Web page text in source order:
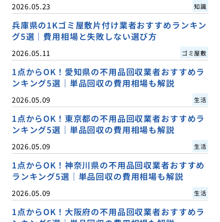
2026.05.23 知識
兵庫県の1Kゴミ屋敷片付け業者おすすめランキン
グ5選｜費用相場と失敗しない選び方
2026.05.11 ゴミ屋敷
1点からOK！愛知県の不用品回収業者おすすめラ
ンキング5選｜単品回収の費用相場も解説
2026.05.09 生活
1点からOK！東京都の不用品回収業者おすすめラ
ンキング5選｜単品回収の費用相場も解説
2026.05.09 生活
1点からOK！神奈川県の不用品回収業者おすすめ
ランキング5選｜単品回収の費用相場も解説
2026.05.09 生活
1点からOK！大阪府の不用品回収業者おすすめラ